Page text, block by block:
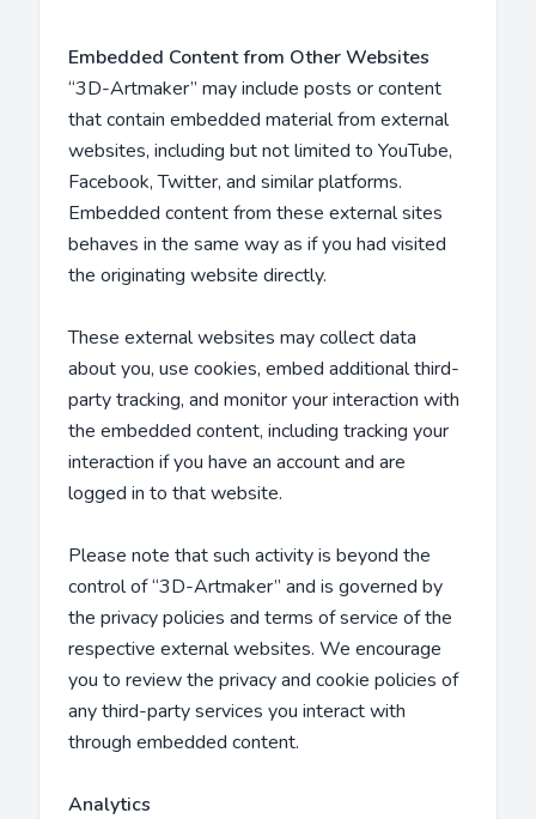
Embedded Content from Other Websites
“3D-Artmaker” may include posts or content
that contain embedded material from external
websites, including but not limited to YouTube,
Facebook, Twitter, and similar platforms.
Embedded content from these external sites
behaves in the same way as if you had visited
the originating website directly.
These external websites may collect data
about you, use cookies, embed additional third-
party tracking, and monitor your interaction with
the embedded content, including tracking your
interaction if you have an account and are
logged in to that website.
Please note that such activity is beyond the
control of “3D-Artmaker” and is governed by
the privacy policies and terms of service of the
respective external websites. We encourage
you to review the privacy and cookie policies of
any third-party services you interact with
through embedded content.
Analytics